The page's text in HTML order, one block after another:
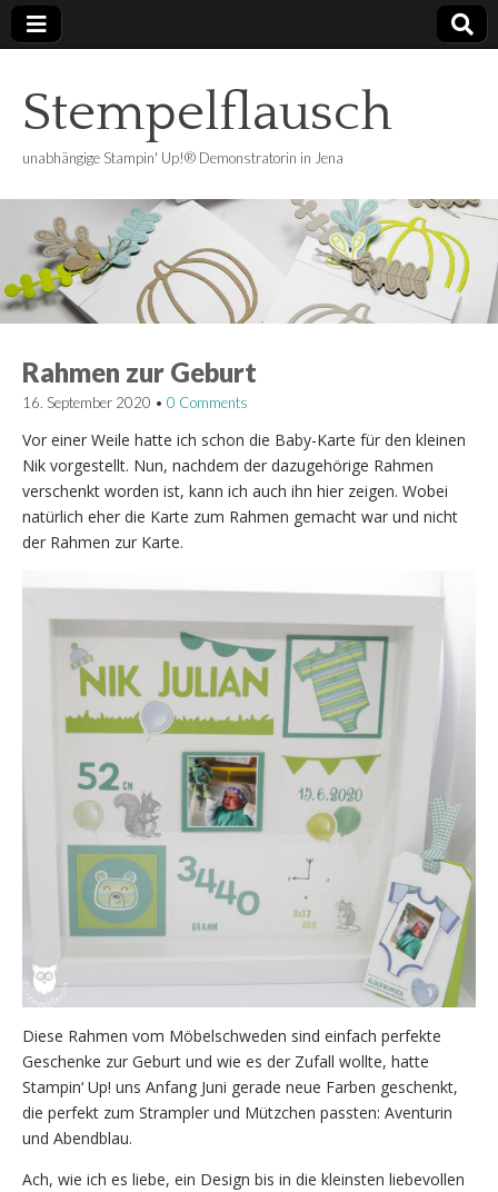
Stempelflausch
unabhängige Stampin' Up!® Demonstratorin in Jena
Rahmen zur Geburt
16. September 2020 • 0 Comments
Vor einer Weile hatte ich schon die Baby-Karte für den kleinen
Nik vorgestellt. Nun, nachdem der dazugehörige Rahmen
verschenkt worden ist, kann ich auch ihn hier zeigen. Wobei
natürlich eher die Karte zum Rahmen gemacht war und nicht
der Rahmen zur Karte.
Diese Rahmen vom Möbelschweden sind einfach perfekte
Geschenke zur Geburt und wie es der Zufall wollte, hatte
Stampin‘ Up! uns Anfang Juni gerade neue Farben geschenkt,
die perfekt zum Strampler und Mützchen passten: Aventurin
und Abendblau.
Ach, wie ich es liebe, ein Design bis in die kleinsten liebevollen